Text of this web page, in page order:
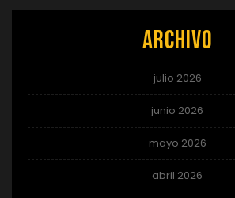
Archivo
julio 2026
junio 2026
mayo 2026
abril 2026